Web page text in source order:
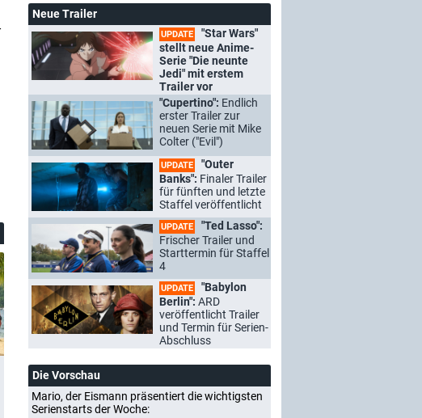
Neue Trailer
UPDATE
"Star Wars"
stellt neue Anime-
Serie "Die neunte
Jedi" mit erstem
Trailer vor
"Cupertino": Endlich
erster Trailer zur
neuen Serie mit Mike
Colter ("Evil")
UPDATE
"Outer
Banks": Finaler Trailer
für fünften und letzte
Staffel veröffentlicht
UPDATE
"Ted Lasso":
Frischer Trailer und
Starttermin für Staffel
4
UPDATE
"Babylon
Berlin": ARD
veröffentlicht Trailer
und Termin für Serien-
Abschluss
Die Vorschau
Mario, der Eismann präsentiert die wichtigsten
Serienstarts der Woche: